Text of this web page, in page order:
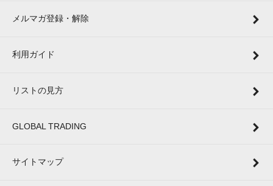
メルマガ登録・解除
利用ガイド
リストの見方
GLOBAL TRADING
サイトマップ